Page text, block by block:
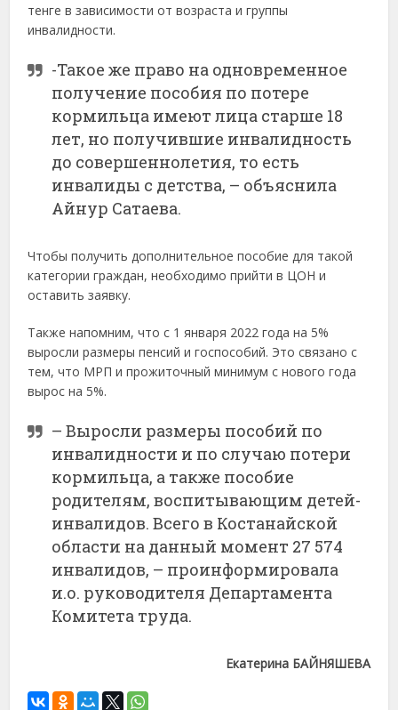
тенге в зависимости от возраста и группы
инвалидности.
-Такое же право на одновременное
получение пособия по потере
кормильца имеют лица старше 18
лет, но получившие инвалидность
до совершеннолетия, то есть
инвалиды с детства, – объяснила
Айнур Сатаева.
Чтобы получить дополнительное пособие для такой
категории граждан, необходимо прийти в ЦОН и
оставить заявку.
Также напомним, что с 1 января 2022 года на 5%
выросли размеры пенсий и госпособий. Это связано с
тем, что МРП и прожиточный минимум с нового года
вырос на 5%.
– Выросли размеры пособий по
инвалидности и по случаю потери
кормильца, а также пособие
родителям, воспитывающим детей-
инвалидов. Всего в Костанайской
области на данный момент 27 574
инвалидов, – проинформировала
и.о. руководителя Департамента
Комитета труда.
Екатерина БАЙНЯШЕВА